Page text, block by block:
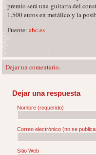
premio será una guitarra del
1.500 euros en metálico y la
Fuente: abc.es
Dejar un comentario.
Dejar una respuesta
Nombre (requerido)
Correo electrónico (no se
Sitio Web